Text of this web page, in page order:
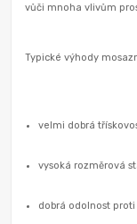
vůči mnoha vlivům
Typické výhody
velmi dobrá
vysoká rozměrová
dobrá odolnost proti